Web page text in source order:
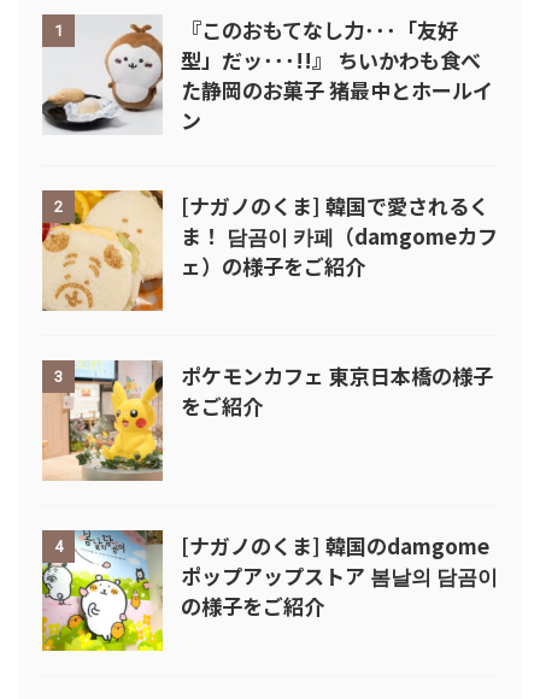
1
『このおもてなし力･･･「友好
型」だッ･･･!!』 ちいかわも食べ
た静岡のお菓子 猪最中とホールイ
ン
2
[ナガノのくま] 韓国で愛されるく
ま！ 담곰이 카페（damgomeカフ
ェ）の様子をご紹介
3
ポケモンカフェ 東京日本橋の様子
をご紹介
4
[ナガノのくま] 韓国のdamgome
ポップアップストア 봄날의 담곰이
の様子をご紹介